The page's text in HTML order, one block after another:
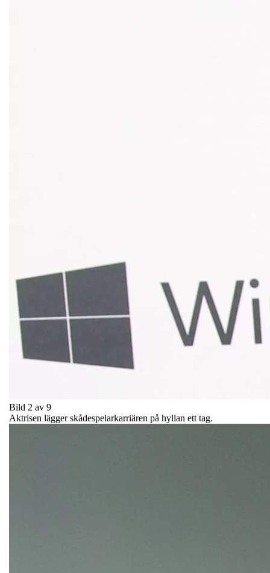
Bild 2 av 9
Aktrisen lägger skådespelarkarriären på hyllan ett tag.